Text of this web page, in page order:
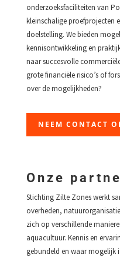
onderzoeksfaciliteiten van
kleinschalige proefprojecten
doelstelling. We bieden
kennisontwikkeling en
naar succesvolle
grote financiële risico’s of
over de mogelijkheden?
NEEM CONTACT
Onze
Stichting Zilte Zones werkt
overheden,
zich op verschillende
aquacultuur. Kennis en
gebundeld en waar